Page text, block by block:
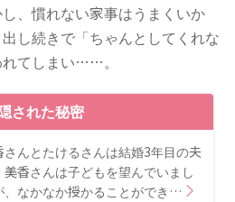
、慣れない家事はうまくいか
し続きで「ちゃんとしてくれな
てしまい……。
された秘密
さんとたけるさんは結婚3年目の夫
美香さんは子どもを望んでいまし
、なかなか授かることができ…